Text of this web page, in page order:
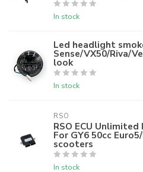
In stock
Led headlight
Sense/VX50/Riva/
look
In stock
RSO
RSO ECU Unlimited
For GY6 50cc Euro5/
scooters
In stock